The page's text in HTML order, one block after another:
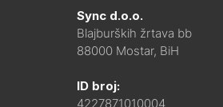
Sync d.o.o.
Blajburških žrtava bb
88000 Mostar, BiH
ID broj:
4227871010004